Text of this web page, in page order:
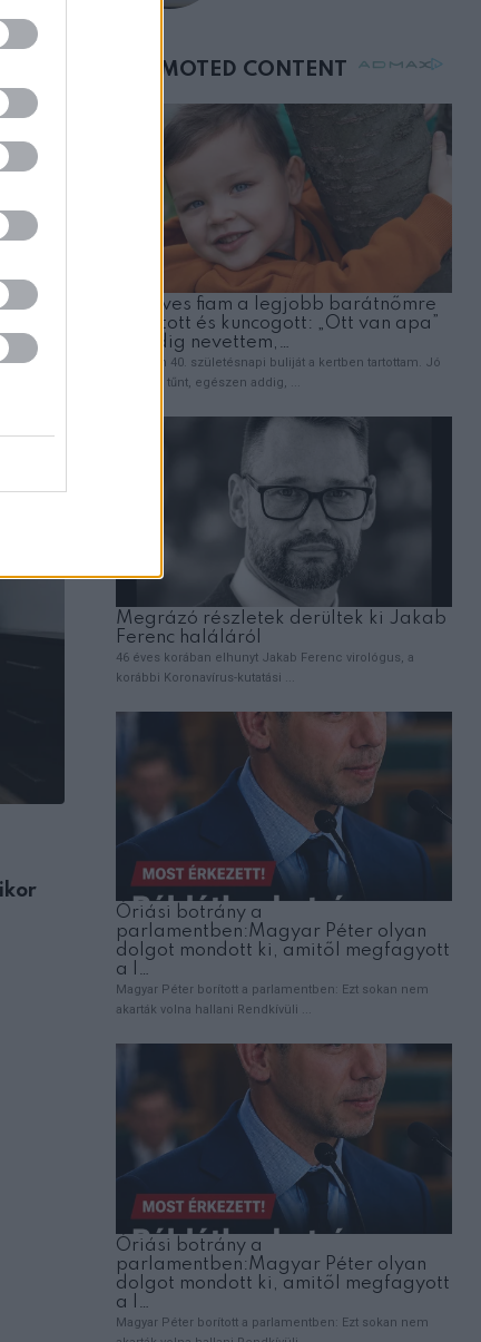
ÉLETMÓD
A férjem ikreink tervezett
néhány nappal
mellettem ült az első